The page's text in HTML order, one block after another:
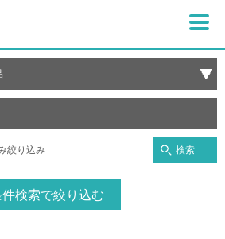
絞り込み 検索
件検索で絞り込む